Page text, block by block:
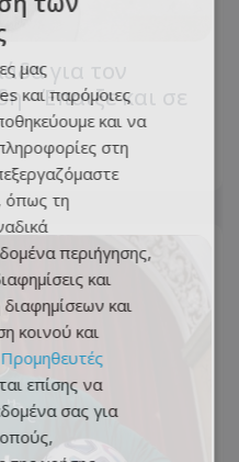
για τον
- Έπαιξε και σε
μας
και παρόμοιες
και να
στη
όπως τη
περιήγησης,
και
και
κοινού και
Προμηθευτές
επίσης να
σας για